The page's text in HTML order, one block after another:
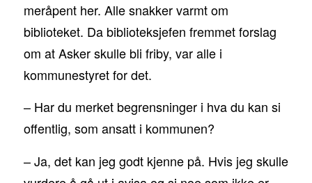
meråpent her. Alle snakker varmt om
biblioteket. Da biblioteksjefen fremmet forslag
om at Asker skulle bli friby, var alle i
kommunestyret for det.
– Har du merket begrensninger i hva du kan si
offentlig, som ansatt i kommunen?
– Ja, det kan jeg godt kjenne på. Hvis jeg skulle